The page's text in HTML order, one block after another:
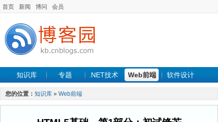
首页 新闻 博问 会员
知识库 专题 .NET技术 Web前端 软件设计
手机开发 软件工程
最新文章
您的位置： 知识库 » Web前端